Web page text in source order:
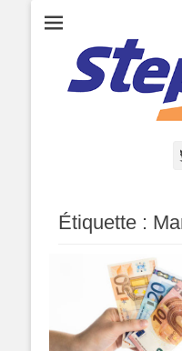
StepLine, prospective
Étiquette :